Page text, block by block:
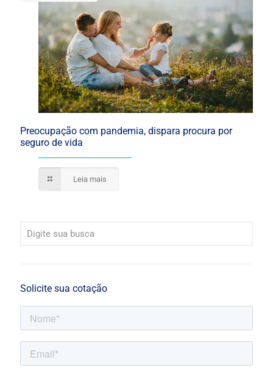
Preocupação com pandemia, dispara procura por
seguro de vida
Leia mais
Solicite sua cotação